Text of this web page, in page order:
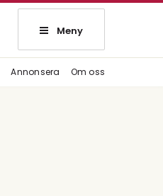
Meny
Annonsera Om oss